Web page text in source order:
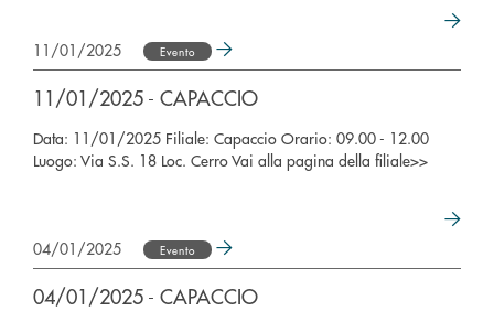
11/01/2025 Evento
11/01/2025 - CAPACCIO
Data: 11/01/2025 Filiale: Capaccio Orario: 09.00 - 12.00
Luogo: Via S.S. 18 Loc. Cerro Vai alla pagina della filiale>>
04/01/2025 Evento
04/01/2025 - CAPACCIO